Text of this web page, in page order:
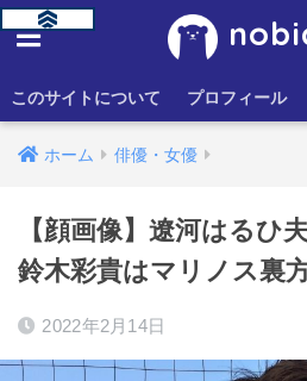
このサイトについて プロフィール
ホーム 俳優・女優
【顔画像】遼河はるひ
鈴木彩貴はマリノス裏
2022年2月14日